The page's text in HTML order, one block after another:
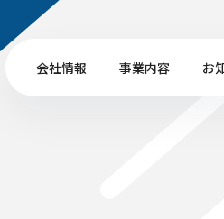
会社情報 事業内容 お